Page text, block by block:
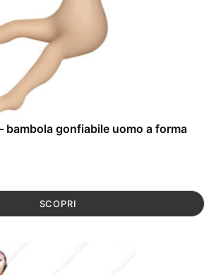
bambola gonfiabile uomo a forma
SCOPRI